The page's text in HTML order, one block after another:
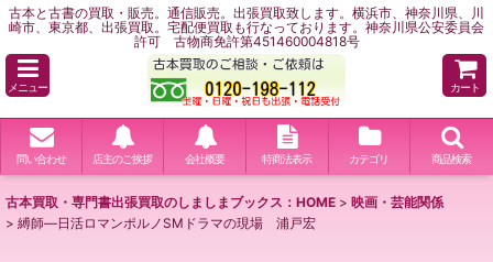
古本と古書の買取・販売。通信販売。出張買取致します。横浜市、神奈川県、川
崎市、東京都、出張買取。宅配便買取も行なっております。神奈川県公安委員会
許可 古物商免許第451460004818号
メニュー カート
問い合わせ 店主のご挨拶 会社概要 特商法表示 カテゴリ 商品検索
古本買取・専門書出張買取のしましまブックス：HOME > 映画・芸能関係
> 縛師―日活ロマンポルノSMドラマの現場 浦戸宏